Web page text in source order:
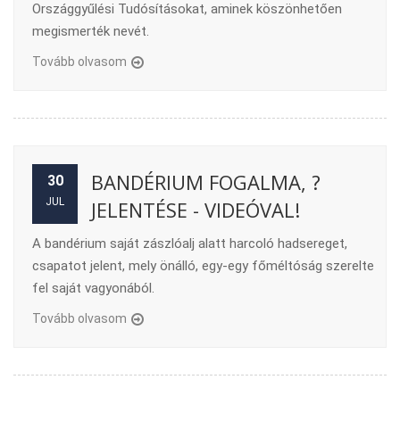
Országgyűlési Tudósításokat, aminek köszönhetően
megismerték nevét.
Tovább olvasom
30
JUL
BANDÉRIUM FOGALMA, ?
JELENTÉSE - VIDEÓVAL!
A bandérium saját zászlóalj alatt harcoló hadsereget,
csapatot jelent, mely önálló, egy-egy főméltóság szerelte
fel saját vagyonából.
Tovább olvasom